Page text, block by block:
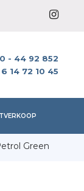
- 44 92 852
6 14 72 10 45
Green